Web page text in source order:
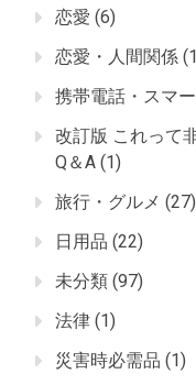
恋愛 (6)
恋愛・人間関係
携帯電話・スマ
改訂版 これって
Q＆A (1)
旅行・グルメ (27)
日用品 (22)
未分類 (97)
法律 (1)
災害時必需品 (1)